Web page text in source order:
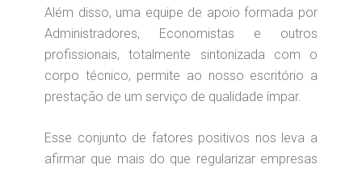
Além disso, uma equipe de apoio formada por
Administradores, Economistas e outros
profissionais, totalmente sintonizada com o
corpo técnico, permite ao nosso escritório a
prestação de um serviço de qualidade ímpar.
Esse conjunto de fatores positivos nos leva a
afirmar que mais do que regularizar empresas